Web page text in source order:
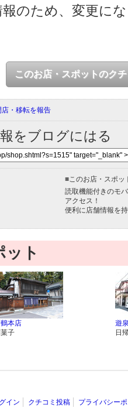
のため、変更に
このお店・スポットのク
・移転を報告
をブログにはる
■このお店・スポッ
読取機能付きのモ
アクセス！
便利に店舗情報を
ット
本店
子
遊
日
イン クチコミ投稿 プライバシー